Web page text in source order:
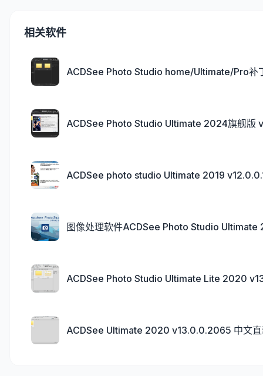
相关软件
ACDSee Photo Studio home/Ultimate/Pro
ACDSee Photo Studio Ultimate 2024旗舰版
ACDSee photo studio Ultimate 2019
图像处理软件ACDSee Photo Studio Ultimate
ACDSee Photo Studio Ultimate Lite 2020
ACDSee Ultimate 2020 v13.0.0.2065 中文